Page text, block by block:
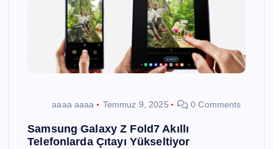
aaaa aaaa Temmuz 9, 2025 0 Comments
Samsung Galaxy Z Fold7 Akıllı
Telefonlarda Çıtayı Yükseltiyor